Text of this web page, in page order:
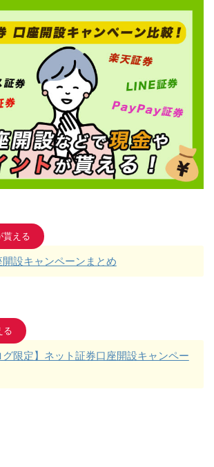
貰える
開設キャンペーンまとめ
る
グ限定】ネット証券口座開設キャンペー